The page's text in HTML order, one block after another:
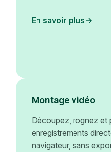
En savoir plus
Montage vidéo
Découpez, rognez et
enregistrements
navigateur, sans